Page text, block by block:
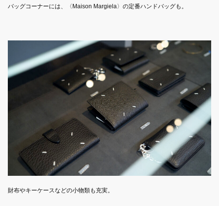
バッグコーナーには、〈Maison Margiela〉の定番ハンドバッグも。
財布やキーケースなどの小物類も充実。